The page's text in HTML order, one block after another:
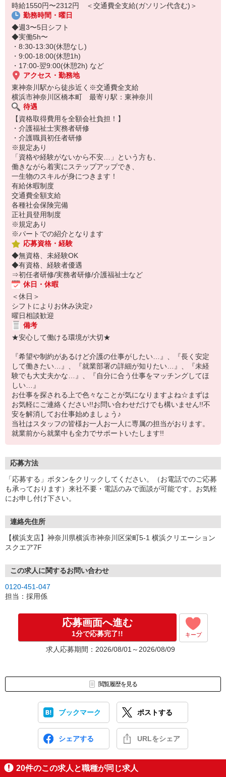
◆管理業務： 備品の在庫管理・発注、搬送
など
時給1550円〜2312円 ＜交通費全支給(ガソリン代含む)＞
勤務時間・曜日
◆週3〜5日シフト
◆実働5h〜
・8:30-13:30(休憩なし)
・9:00-18:00(休憩1h)
・17:00-翌9:00(休憩2h) など
アクセス・勤務地
東神奈川駅から徒歩近く※交通費全支給
横浜市神奈川区橋本町 最寄り駅：東神奈川
待遇
【資格取得費用を全額会社負担！】
・介護福祉士実務者研修
・介護職員初任者研修
※規定あり
「資格や経験がないから不安…」という方も、
働きながら着実にステップアップでき、
一生物のスキルが身につきます！
有給休暇制度
交通費全額支給
各種社会保険完備
正社員登用制度
※規定あり
※パートでの紹介となります
応募資格・経験
◆無資格、未経験OK
◆有資格、経験者優遇
⇒初任者研修/実務者研修/介護福祉士など
休日・休暇
＜休日＞
シフトによりお休み決定♪
曜日相談歓迎
備考
★安心して働ける環境が大切★
『希望や制約があるけど介護の仕事がしたい…』、『長く安定
して働きたい…』、『就業部署の詳細が知りたい…』、『未経
験でも大丈夫かな…』、『自分に合う仕事をマッチングしてほ
しい…』
お仕事を探される上で色々なことが気になりますよね☆まずは
お気軽にご連絡ください!!お問い合わせだけでも構いません!!不
安を解消してお仕事始めましょう♪
当社はスタッフの皆様お一人お一人に専属の担当がおります。
就業前から就業中も全力でサポートいたします!!
応募方法
「応募する」ボタンをクリックしてください。（お電話でのご応募
も承っております）来社不要・電話のみで面談が可能です。お気軽
にお申し付け下さい。
連絡先住所
【横浜支店】神奈川県横浜市神奈川区栄町5-1 横浜クリエーション
スクエア7F
この求人に関するお問い合わせ
0120-451-047
担当：採用係
応募画面へ進む
1分で応募完了!! キープ
求人応募期間：2026/08/01～2026/08/09
閲覧履歴を見る
ブックマーク ポストする
シェアする URLをシェア
20件のこの求人と職種が同じ求人